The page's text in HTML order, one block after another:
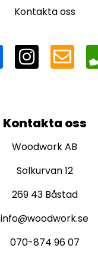
Kontakta oss
Kontakta oss
Woodwork AB
Solkurvan 12
269 43 Båstad
info@woodwork.se
070-874 96 07